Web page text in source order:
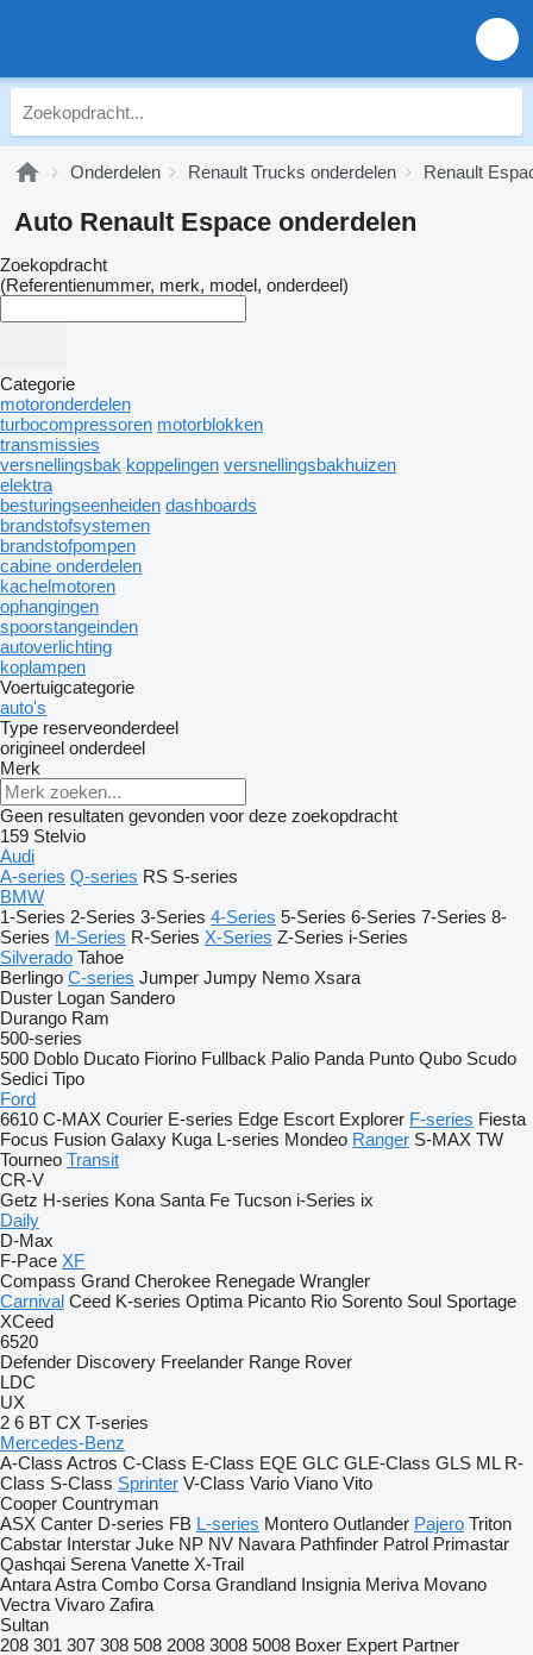
Onderdelen Renault Trucks onderdelen Renault
Auto Renault Espace onderdelen
Zoekopdracht
(Referentienummer, merk, model, onderdeel)
Categorie
motoronderdelen
turbocompressoren motorblokken
transmissies
versnellingsbak koppelingen versnellingsbakhuizen
elektra
besturingseenheiden dashboards
brandstofsystemen
brandstofpompen
cabine onderdelen
kachelmotoren
ophangingen
spoorstangeinden
autoverlichting
koplampen
Voertuigcategorie
auto's
Type reserveonderdeel
origineel onderdeel
Merk
Geen resultaten gevonden voor deze zoekopdracht
159 Stelvio
Audi
A-series Q-series RS S-series
BMW
1-Series 2-Series 3-Series 4-Series 5-Series 6-Series 7-Series 8-
Series M-Series R-Series X-Series Z-Series i-Series
Silverado Tahoe
Berlingo C-series Jumper Jumpy Nemo Xsara
Duster Logan Sandero
Durango Ram
500-series
500 Doblo Ducato Fiorino Fullback Palio Panda Punto Qubo Scudo
Sedici Tipo
Ford
6610 C-MAX Courier E-series Edge Escort Explorer F-series Fiesta
Focus Fusion Galaxy Kuga L-series Mondeo Ranger S-MAX TW
Tourneo Transit
CR-V
Getz H-series Kona Santa Fe Tucson i-Series ix
Daily
D-Max
F-Pace XF
Compass Grand Cherokee Renegade Wrangler
Carnival Ceed K-series Optima Picanto Rio Sorento Soul Sportage
XCeed
6520
Defender Discovery Freelander Range Rover
LDC
UX
2 6 BT CX T-series
Mercedes-Benz
A-Class Actros C-Class E-Class EQE GLC GLE-Class GLS ML R-
Class S-Class Sprinter V-Class Vario Viano Vito
Cooper Countryman
ASX Canter D-series FB L-series Montero Outlander Pajero Triton
Cabstar Interstar Juke NP NV Navara Pathfinder Patrol Primastar
Qashqai Serena Vanette X-Trail
AntaraAstra Combo Corsa Grandland Insignia Meriva Movano
Vectra Vivaro Zafira
Sultan
208 301 307 308 508 2008 3008 5008 Boxer Expert Partner